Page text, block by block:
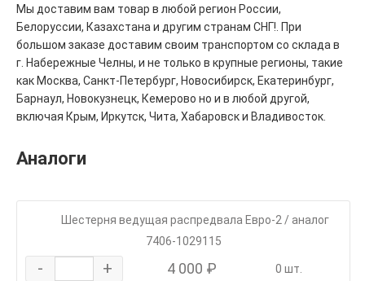
Мы доставим вам товар в любой регион России,
Белоруссии, Казахстана и другим странам СНГ!. При
большом заказе доставим своим транспортом со склада в
г. Набережные Челны, и не только в крупные регионы, такие
как Москва, Санкт-Петербург, Новосибирск, Екатеринбург,
Барнаул, Новокузнецк, Кемерово но и в любой другой,
включая Крым, Иркутск, Чита, Хабаровск и Владивосток.
Аналоги
Шестерня ведущая распредвала Евро-2 / аналог
7406-1029115
- + 4 000 ₽ 0 шт.